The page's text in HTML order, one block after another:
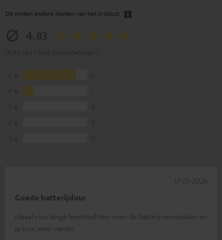
Dit vinden andere klanten van het product
Goede batterijduur
Ideaal voor lange feestnachten: even de batterij verwisselen en
je kunt weer verder
17-03-2026